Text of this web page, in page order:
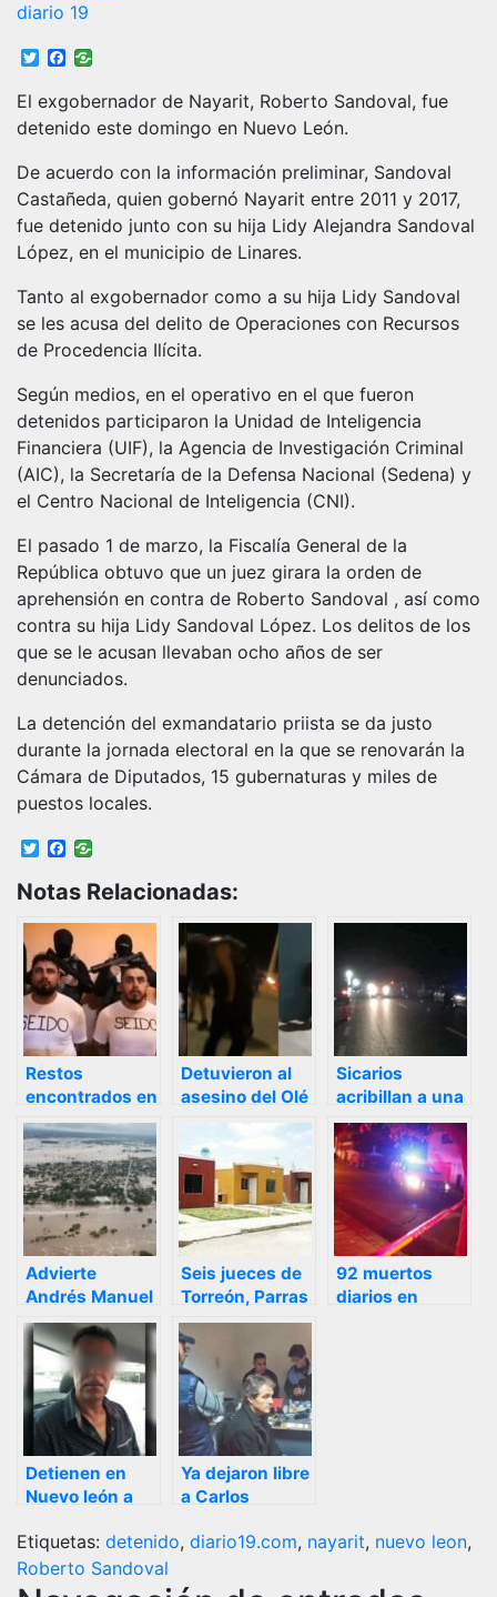
diario 19
TwitterFacebook
El exgobernador de Nayarit, Roberto Sandoval, fue
detenido este domingo en Nuevo León.
De acuerdo con la información preliminar, Sandoval
Castañeda, quien gobernó Nayarit entre 2011 y 2017,
fue detenido junto con su hija Lidy Alejandra Sandoval
López, en el municipio de Linares.
Tanto al exgobernador como a su hija Lidy Sandoval
se les acusa del delito de Operaciones con Recursos
de Procedencia Ilícita.
Según medios, en el operativo en el que fueron
detenidos participaron la Unidad de Inteligencia
Financiera (UIF), la Agencia de Investigación Criminal
(AIC), la Secretaría de la Defensa Nacional (Sedena) y
el Centro Nacional de Inteligencia (CNI).
El pasado 1 de marzo, la Fiscalía General de la
República obtuvo que un juez girara la orden de
aprehensión en contra de Roberto Sandoval , así como
contra su hija Lidy Sandoval López. Los delitos de los
que se le acusan llevaban ocho años de ser
denunciados.
La detención del exmandatario priista se da justo
durante la jornada electoral en la que se renovarán la
Cámara de Diputados, 15 gubernaturas y miles de
puestos locales.
TwitterFacebook
Notas Relacionadas:
Restos
encontrados en
la cajuela de un
auto eran de
los agentes de
la PGR
secuestrados
Detuvieron al
asesino del Olé
luego de haber
herido, también
a 5 mujeres y 2
hombres más /
Imágenes de
terror: Vídeo /
Identifican a los
muertos
Sicarios
acribillan a una
familia, sólo un
niño de 5 años
sobrevivió a la
masacre en
carretera de
Nuevo León
Advierte
Andrés Manuel
que a pesar de
la ayuda de las
autoridades es
necesario más
apoyo para
Nayarit y
postea una foto
de Tuxpan
inundado
Seis jueces de
Torreón, Parras
y Sabinas,
Coahuila
suspendidos
por fraudes
vinculados al
Infonavit
92 muertos
diarios en
Detienen en
Nuevo león a
pederasta que
abusó de ocho
niñas
Ya dejaron libre
a Carlos
tranquilo e su
pronto no
Etiquetas: detenido, diario19.com, nayarit, nuevo leon,
Roberto Sandoval